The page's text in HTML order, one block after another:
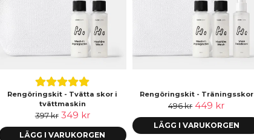
Rengöringskit - Tvätta skor i
tvättmaskin
397 kr 349 kr
LÄGG I VARUKORGEN
Rengöringskit - Träningsskor
496 kr 449 kr
LÄGG I VARUKORGEN